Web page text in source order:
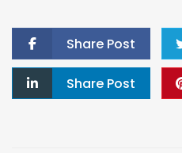
Share Post
Share Post